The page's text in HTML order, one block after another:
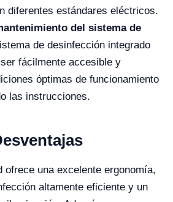
diferentes estándares eléctricos.
del sistema de
de desinfección integrado
fácilmente accesible y
óptimas de funcionamiento
las instrucciones.
ofrece una excelente ergonomía,
altamente eficiente y un